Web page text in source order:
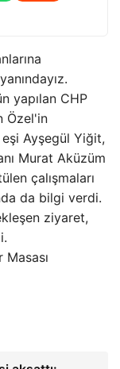
yapılan CHP
Özel'in
eşi Ayşegül Yiğit,
Murat Aküzüm
çalışmaları
da bilgi verdi.
ziyaret,